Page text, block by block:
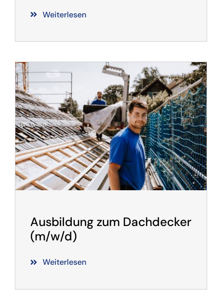
Weiterlesen
Ausbildung zum Dachdecker
(m/w/d)
Weiterlesen